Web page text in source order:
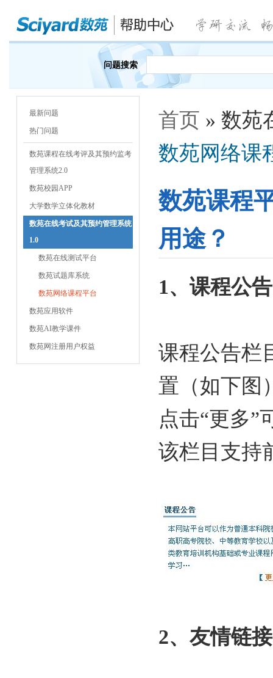
问题搜索
最新问题
热门问题
数苑课程在线考评及其预约监考
管理系统2.0
数苑校园APP
大学数学立体化教材
数苑在线考试及其预约管理系统
1.0
数苑在线测试平台
数苑试题库系统
数苑网络课程平台
数苑应用软件
数苑AI教学课件
数苑网注册用户权益
首页 » 数苑
数苑网络课
数苑课程
用途？
1、课程公告
课程公告栏
置（如下图
点击“更多”
该栏目支持
2、友情链接